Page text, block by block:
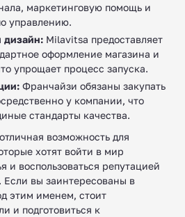
маркетинговую помощь и
управлению.
дизайн: Milavitsa предоставляет
оформление магазина и
упрощает процесс запуска.
Франчайзи обязаны закупать
у компании, что
стандарты качества.
возможность для
хотят войти в мир
и воспользоваться репутацией
Если вы заинтересованы в
этим именем, стоит
и подготовиться к